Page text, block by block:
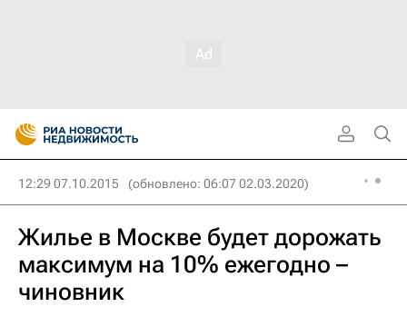
12:29 07.10.2015 (обновлено: 06:07 02.03.2020)
Жилье в Москве будет дорожать
максимум на 10% ежегодно –
чиновник